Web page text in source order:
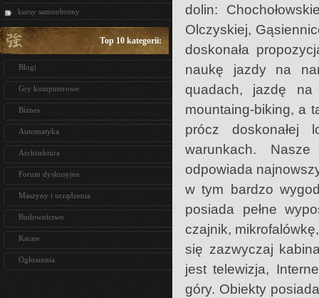
kursy samoobrony
Top 10 kategorii:
Blogi
Gry komputerowe
Biznes
Automatyka
Architektura
Forum dyskusyjne
Maszyny i urządzenia
Budownictwo
Karate
Ogłoszenia
dolin:
Olczyskiej,
doskonała
naukę jazdy na
quadach, jazdę na
mountaing-biking, a
prócz doskonałej
warunkach.
odpowiada
w tym bardzo
posiada pełne
czajnik,
się zazwyczaj
jest telewizja,
góry. Obiekty